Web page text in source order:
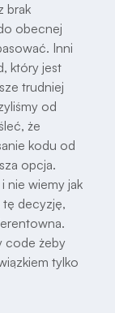
brak
obecnej
Inni
który jest
trudniej
od
że
kodu od
opcja.
nie wiemy jak
tę decyzję,
code żeby
tylko